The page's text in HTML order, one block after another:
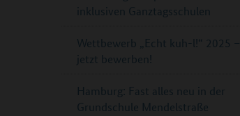
inklusiven Ganztagsschulen
Wettbewerb „Echt kuh-l!“ 2025 –
jetzt bewerben!
Hamburg: Fast alles neu in der
Grundschule Mendelstraße